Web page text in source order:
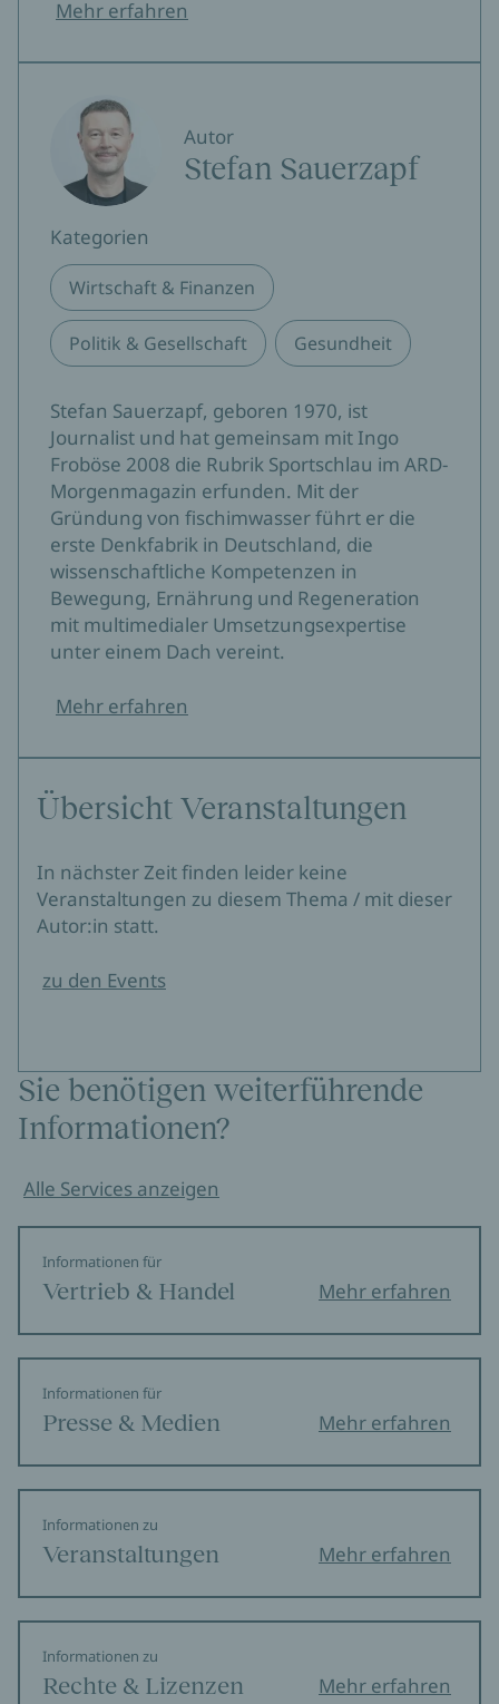
Mehr erfahren
Autor
Stefan Sauerzapf
Kategorien
Wirtschaft & Finanzen
Politik & Gesellschaft Gesundheit
Stefan Sauerzapf, geboren 1970, ist
Journalist und hat gemeinsam mit Ingo
Froböse 2008 die Rubrik Sportschlau im ARD-
Morgenmagazin erfunden. Mit der
Gründung von fischimwasser führt er die
erste Denkfabrik in Deutschland, die
wissenschaftliche Kompetenzen in
Bewegung, Ernährung und Regeneration
mit multimedialer Umsetzungsexpertise
unter einem Dach vereint.
Mehr erfahren
Übersicht Veranstaltungen
In nächster Zeit finden leider keine
Veranstaltungen zu diesem Thema / mit dieser
Autor:in statt.
zu den Events
Sie benötigen weiterführende
Informationen?
Alle Services anzeigen
Informationen für
Vertrieb & Handel Mehr erfahren
Informationen für
Presse & Medien Mehr erfahren
Informationen zu
Veranstaltungen Mehr erfahren
Informationen zu
Rechte & Lizenzen Mehr erfahren